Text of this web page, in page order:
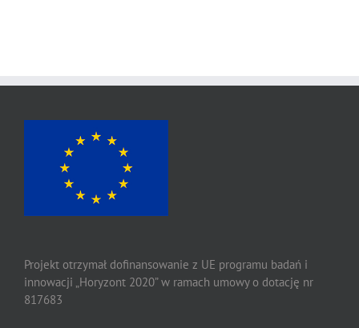
Projekt otrzymał dofinansowanie z UE programu badań i
innowacji „Horyzont 2020” w ramach umowy o dotację nr
817683